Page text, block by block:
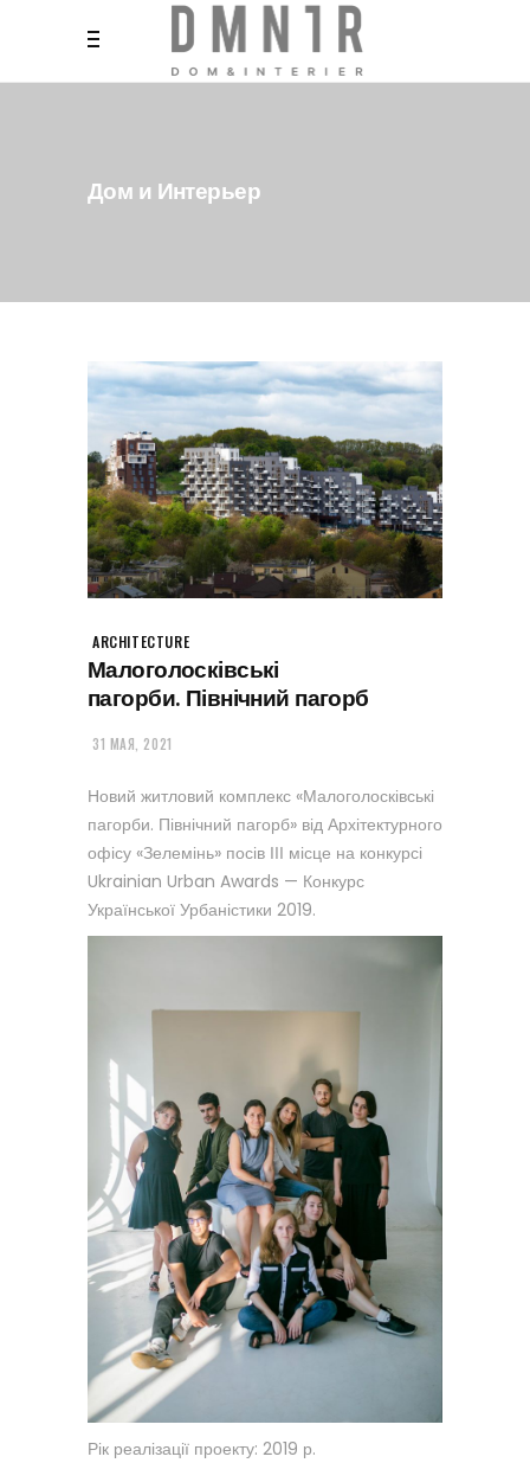
Дом и Интерьер
ARCHITECTURE
Малоголосківські
пагорби. Північний пагорб
31 МАЯ, 2021
Новий житловий комплекс «Малоголосківські
пагорби. Північний пагорб» від Архітектурного
офісу «Зелемінь» посів ІІІ місце на конкурсі
Ukrainian Urban Awards — Конкурс
Української Урбаністики 2019.
Рік реалізації проекту: 2019 р.